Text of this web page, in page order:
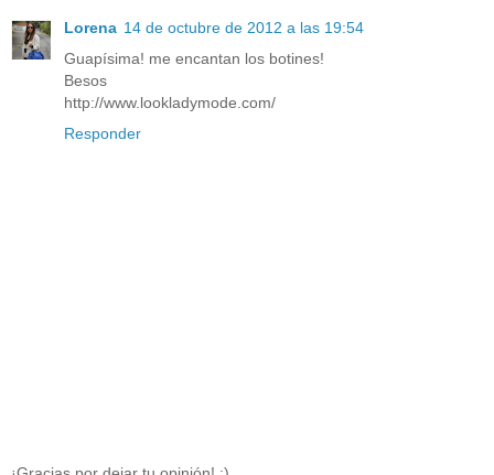
Lorena 14 de octubre de 2012 a las 19:54
Guapísima! me encantan los botines!
Besos
http://www.lookladymode.com/
Responder